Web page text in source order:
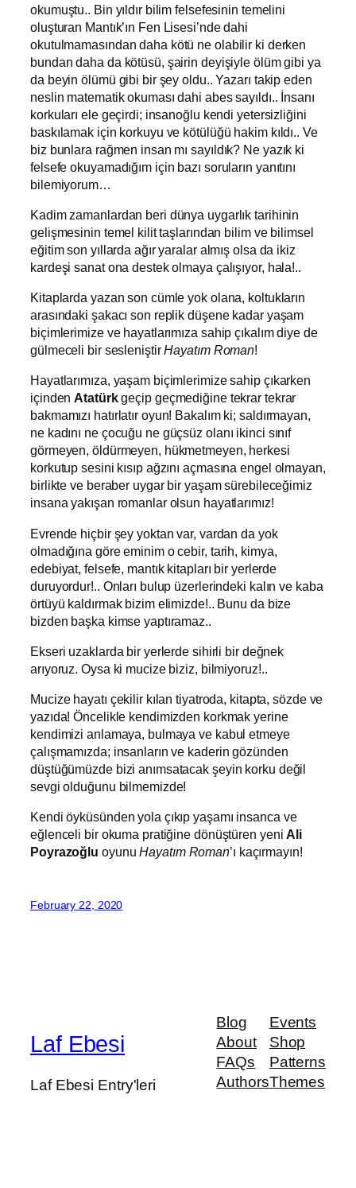
okumuştu.. Bin yıldır bilim felsefesinin temelini
oluşturan Mantık’ın Fen Lisesi’nde dahi
okutulmamasından daha kötü ne olabilir ki derken
bundan daha da kötüsü, şairin deyişiyle ölüm gibi ya
da beyin ölümü gibi bir şey oldu.. Yazarı takip eden
neslin matematik okuması dahi abes sayıldı.. İnsanı
korkuları ele geçirdi; insanoğlu kendi yetersizliğini
baskılamak için korkuyu ve kötülüğü hakim kıldı.. Ve
biz bunlara rağmen insan mı sayıldık? Ne yazık ki
felsefe okuyamadığım için bazı soruların yanıtını
bilemiyorum…
Kadim zamanlardan beri dünya uygarlık tarihinin
gelişmesinin temel kilit taşlarından bilim ve bilimsel
eğitim son yıllarda ağır yaralar almış olsa da ikiz
kardeşi sanat ona destek olmaya çalışıyor, hala!..
Kitaplarda yazan son cümle yok olana, koltukların
arasındaki şakacı son replik düşene kadar yaşam
biçimlerimize ve hayatlarımıza sahip çıkalım diye de
gülmeceli bir sesleniştirHayatım Roman!
Hayatlarımıza, yaşam biçimlerimize sahip çıkarken
içindenAtatürkgeçip geçmediğine tekrar tekrar
bakmamızı hatırlatır oyun! Bakalım ki; saldırmayan,
ne kadını ne çocuğu ne güçsüz olanı ikinci sınıf
görmeyen, öldürmeyen, hükmetmeyen, herkesi
korkutup sesini kısıp ağzını açmasına engel olmayan,
birlikte ve beraber uygar bir yaşam sürebileceğimiz
insana yakışan romanlar olsun hayatlarımız!
Evrende hiçbir şey yoktan var, vardan da yok
olmadığına göre eminim o cebir, tarih, kimya,
edebiyat, felsefe, mantık kitapları bir yerlerde
duruyordur!.. Onları bulup üzerlerindeki kalın ve kaba
örtüyü kaldırmak bizim elimizde!.. Bunu da bize
bizden başka kimse yaptıramaz..
Ekseri uzaklarda bir yerlerde sihirli bir değnek
arıyoruz. Oysa ki mucize biziz, bilmiyoruz!..
Mucize hayatı çekilir kılan tiyatroda, kitapta, sözde ve
yazıda! Öncelikle kendimizden korkmak yerine
kendimizi anlamaya, bulmaya ve kabul etmeye
çalışmamızda; insanların ve kaderin gözünden
düştüğümüzde bizi anımsatacak şeyin korku değil
sevgi olduğunu bilmemizde!
Kendi öyküsünden yola çıkıp yaşamı insanca ve
eğlenceli bir okuma pratiğine dönüştüren yeniAli
Poyrazoğlu oyunuHayatım Roman’ı kaçırmayın!
February 22, 2020
Laf Ebesi
Laf Ebesi Entry'leri
Blog
About
FAQs
Authors
Events
Shop
Patterns
Themes